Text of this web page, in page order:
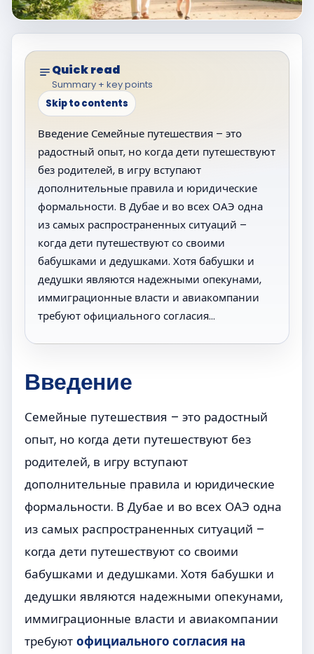
Quick read
Summary + key points
Skip to contents
Введение Семейные путешествия – это
радостный опыт, но когда дети путешествуют
без родителей, в игру вступают
дополнительные правила и юридические
формальности. В Дубае и во всех ОАЭ одна
из самых распространенных ситуаций –
когда дети путешествуют со своими
бабушками и дедушками. Хотя бабушки и
дедушки являются надежными опекунами,
иммиграционные власти и авиакомпании
требуют официального согласия…
Введение
Семейные путешествия – это радостный
опыт, но когда дети путешествуют без
родителей, в игру вступают
дополнительные правила и юридические
формальности. В Дубае и во всех ОАЭ одна
из самых распространенных ситуаций –
когда дети путешествуют со своими
бабушками и дедушками. Хотя бабушки и
дедушки являются надежными опекунами,
иммиграционные власти и авиакомпании
требуют официального согласия на